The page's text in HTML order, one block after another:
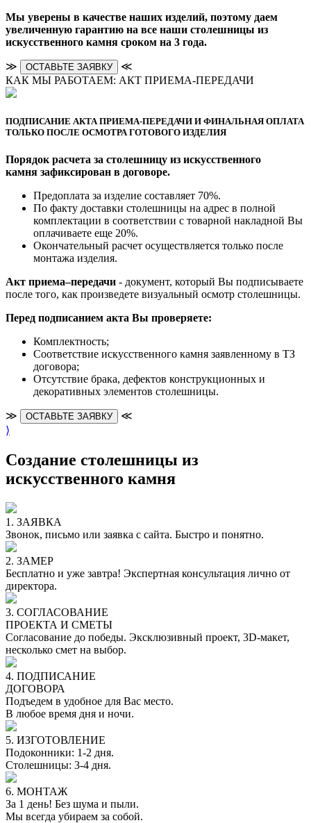
Мы уверены в качестве наших изделий, поэтому даем
увеличенную гарантию на все наши столешницы из
искусственного камня сроком на 3 года.
≫ ОСТАВЬТЕ ЗАЯВКУ
≪
КАК МЫ РАБОТАЕМ: АКТ ПРИЕМА-ПЕРЕДАЧИ
ПОДПИСАНИЕ АКТА ПРИЕМА-ПЕРЕДАЧИ И ФИНАЛЬНАЯ ОПЛАТА
ТОЛЬКО ПОСЛЕ ОСМОТРА ГОТОВОГО ИЗДЕЛИЯ
Порядок расчета за столешницу из искусственного
камня зафиксирован в договоре.
Предоплата за изделие составляет 70%.
По факту доставки столешницы на адрес в полной
комплектации в соответствии с товарной накладной Вы
оплачиваете еще 20%.
Окончательный расчет осуществляется только после
монтажа изделия.
Акт приема–передачи - документ, который Вы подписываете
после того, как произведете визуальный осмотр столешницы.
Перед подписанием акта Вы проверяете:
Комплектность;
Cоответствие искусственного камня заявленному в ТЗ
договора;
Отсутствие брака, дефектов конструкционных и
декоративных элементов столешницы.
≫ ОСТАВЬТЕ ЗАЯВКУ
≪
⟩
Создание столешницы из
искусственного камня
1. ЗАЯВКА
Звонок, письмо или заявка с сайта. Быстро и понятно.
2. ЗАМЕР
Бесплатно и уже завтра! Экспертная консультация лично от
директора.
3. СОГЛАСОВАНИЕ
ПРОЕКТА И СМЕТЫ
Согласование до победы. Эксклюзивный проект, 3D-макет,
несколько смет на выбор.
4. ПОДПИСАНИЕ
ДОГОВОРА
Подъедем в удобное для Вас место.
В любое время дня и ночи.
5. ИЗГОТОВЛЕНИЕ
Подоконники: 1-2 дня.
Столешницы: 3-4 дня.
6. МОНТАЖ
За 1 день! Без шума и пыли.
Мы всегда убираем за собой.